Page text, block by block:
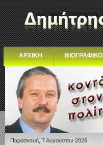
ΑΡΧΙΚΗ ΒΙΟΓΡΑΦΙΚΟ
Παρασκευή, 7 Αυγούστου 2026